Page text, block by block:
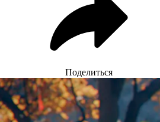
Поделиться